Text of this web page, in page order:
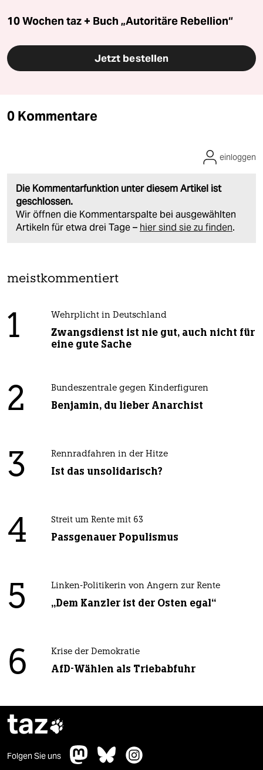
10 Wochen taz + Buch „Autoritäre Rebellion“
Jetzt bestellen
0 Kommentare
Die Kommentarfunktion unter diesem Artikel ist
geschlossen.
Wir öffnen die Kommentarspalte bei ausgewählten
Artikeln für etwa drei Tage – hier sind sie zu finden.
einloggen
meistkommentiert
1 Wehrplicht in Deutschland
Zwangsdienst ist nie gut, auch nicht für
eine gute Sache
2 Bundeszentrale gegen Kinderfiguren
Benjamin, du lieber Anarchist
3 Rennradfahren in der Hitze
Ist das unsolidarisch?
4 Streit um Rente mit 63
Passgenauer Populismus
5 Linken-Politikerin von Angern zur Rente
„Dem Kanzler ist der Osten egal“
6 Krise der Demokratie
AfD-Wählen als Triebabfuhr
taz
Folgen Sie uns